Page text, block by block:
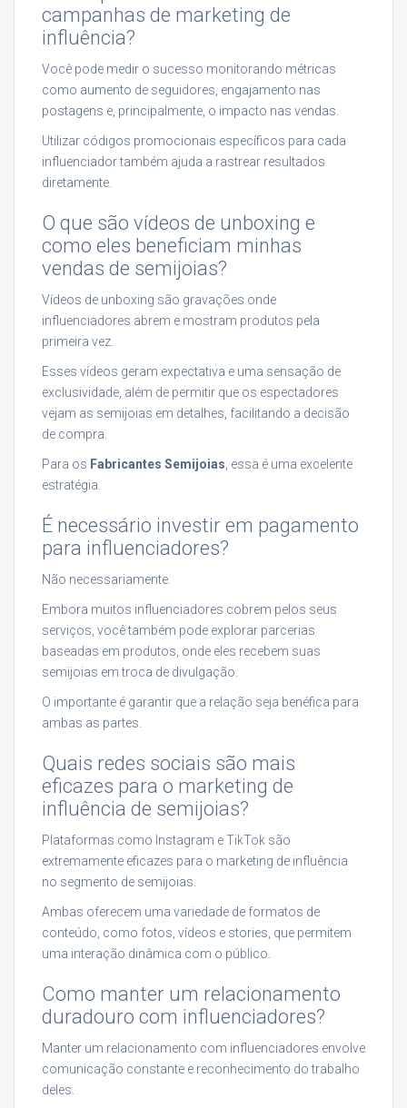
campanhas de marketing de
influência?
Você pode medir o sucesso monitorando métricas
como aumento de seguidores, engajamento nas
postagens e, principalmente, o impacto nas vendas.
Utilizar códigos promocionais específicos para cada
influenciador também ajuda a rastrear resultados
diretamente.
O que são vídeos de unboxing e
como eles beneficiam minhas
vendas de semijoias?
Vídeos de unboxing são gravações onde
influenciadores abrem e mostram produtos pela
primeira vez.
Esses vídeos geram expectativa e uma sensação de
exclusividade, além de permitir que os espectadores
vejam as semijoias em detalhes, facilitando a decisão
de compra.
Para os Fabricantes Semijoias , essa é uma excelente
estratégia.
É necessário investir em pagamento
para influenciadores?
Não necessariamente.
Embora muitos influenciadores cobrem pelos seus
serviços, você também pode explorar parcerias
baseadas em produtos, onde eles recebem suas
semijoias em troca de divulgação.
O importante é garantir que a relação seja benéfica para
ambas as partes.
Quais redes sociais são mais
eficazes para o marketing de
influência de semijoias?
Plataformas como Instagram e TikTok são
extremamente eficazes para o marketing de influência
no segmento de semijoias.
Ambas oferecem uma variedade de formatos de
conteúdo, como fotos, vídeos e stories, que permitem
uma interação dinâmica com o público.
Como manter um relacionamento
duradouro com influenciadores?
Manter um relacionamento com influenciadores envolve
comunicação constante e reconhecimento do trabalho
deles.